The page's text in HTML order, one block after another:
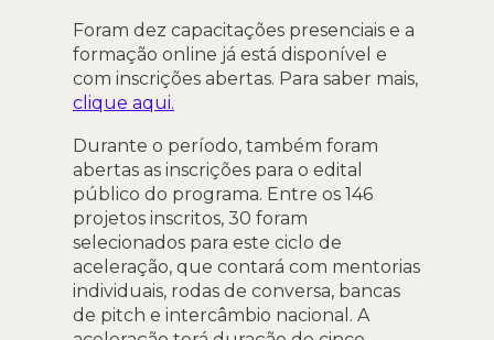
Foram dez capacitações presenciais e a
formação online já está disponível e
com inscrições abertas. Para saber mais,
clique aqui.
Durante o período, também foram
abertas as inscrições para o edital
público do programa. Entre os 146
projetos inscritos, 30 foram
selecionados para este ciclo de
aceleração, que contará com mentorias
individuais, rodas de conversa, bancas
de pitch e intercâmbio nacional. A